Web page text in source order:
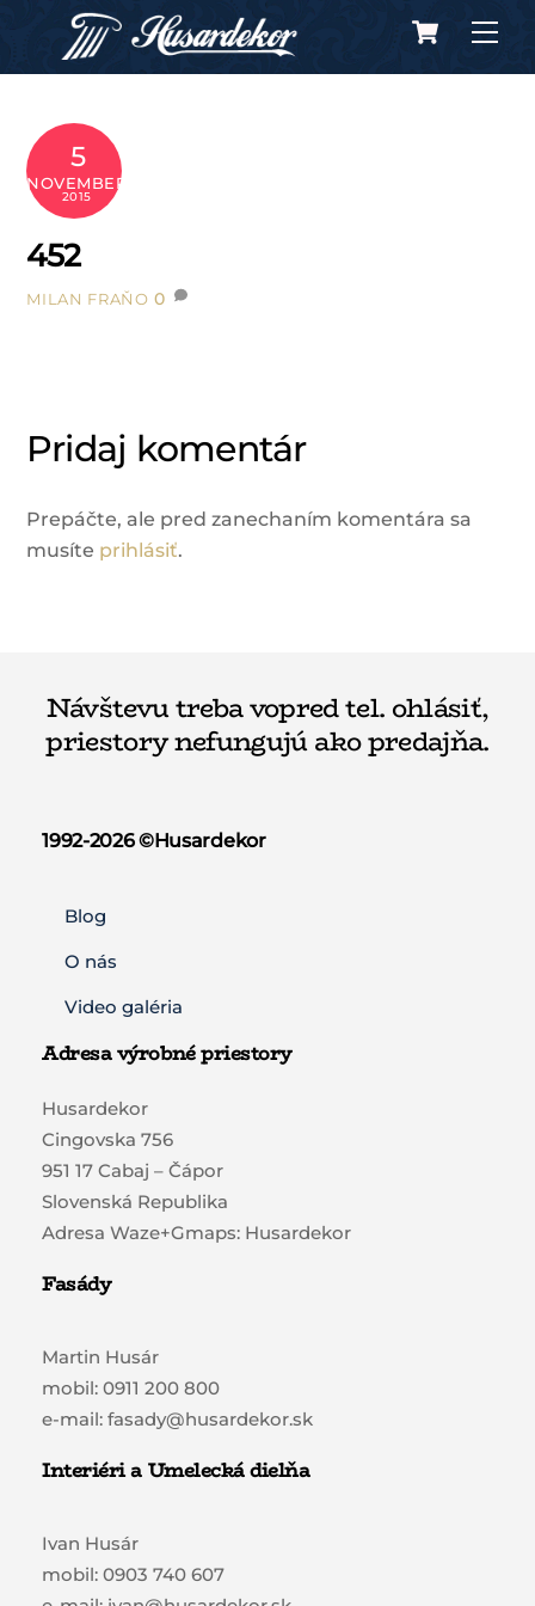
content
Cart
5
NOVEMBER
2015
452
MILAN FRAŇO 0
Pridaj komentár
Prepáčte, ale pred zanechaním komentára sa
musíte prihlásiť.
Návštevu treba vopred tel. ohlásiť,
priestory nefungujú ako predajňa.
1992-2026 ©️Husardekor
Blog
O nás
Video galéria
Adresa výrobné priestory
Husardekor
Cingovska 756
951 17 Cabaj – Čápor
Slovenská Republika
Adresa Waze+Gmaps: Husardekor
Fasády
Martin Husár
mobil: 0911 200 800
e-mail: fasady@husardekor.sk
Interiéri a Umelecká dielňa
Ivan Husár
mobil: 0903 740 607